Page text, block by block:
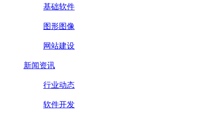
基础软件
图形图像
网站建设
新闻资讯
行业动态
软件开发